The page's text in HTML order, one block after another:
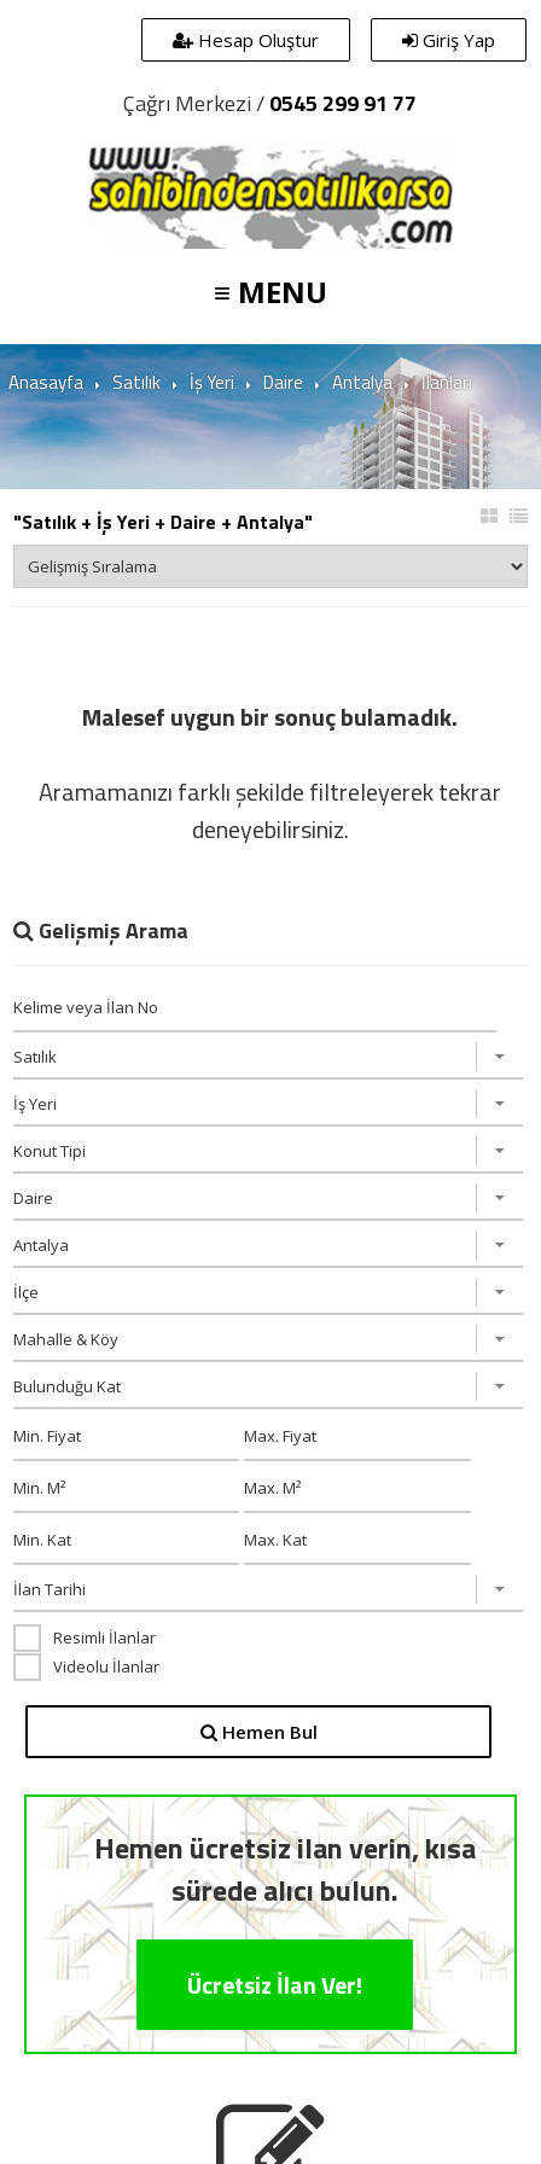
Giriş Yap
Hesap Oluştur
Çağrı Merkezi /0545 299 91 77
≡ MENU
Anasayfa Satılık İş Yeri Daire Antalya İlanları
"Satılık + İş Yeri + Daire + Antalya"
Malesef uygun bir sonuç bulamadık.
Aramamanızı farklı şekilde filtreleyerek tekrar
deneyebilirsiniz.
Gelişmiş Arama
Resimli İlanlar
Videolu İlanlar
Hemen Bul
Hemen ücretsiz ilan verin, kısa
sürede alıcı bulun.
Ücretsiz İlan Ver!